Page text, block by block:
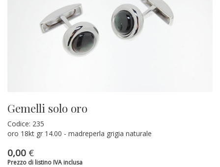
Gemelli solo oro
Codice: 235
oro 18kt gr 14.00 - madreperla grigia naturale
0,00 €
Prezzo di listino IVA inclusa